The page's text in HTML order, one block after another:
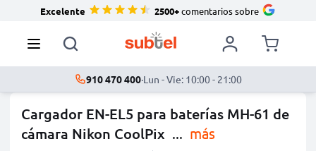
Excelente 2500+comentarios sobre
910 470 400·Lun - Vie: 10:00 - 21:00
Cargador EN-EL5 para baterías MH-61 de
cámara Nikon CoolPix ... más